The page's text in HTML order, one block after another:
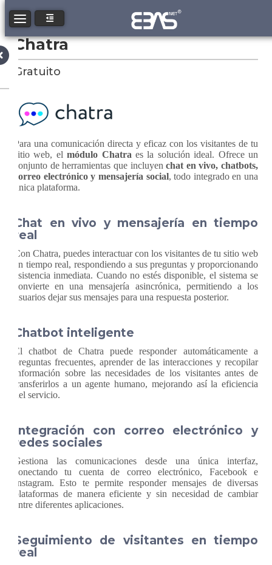
Toggle navigation
Chatra
Gratuito
Para una comunicación directa y eficaz con los visitantes de tu
sitio web, elmódulo Chatra es la solución ideal. Ofrece un
conjunto de herramientas que incluyenchat en vivo, chatbots,
correo electrónico y mensajería social, todo integrado en una
única plataforma.
Chat en vivo y mensajería en tiempo
real
Con Chatra, puedes interactuar con los visitantes de tu sitio web
en tiempo real, respondiendo a sus preguntas y proporcionando
asistencia inmediata. Cuando no estés disponible, el sistema se
convierte en una mensajería asincrónica, permitiendo a los
usuarios dejar sus mensajes para una respuesta posterior.
Chatbot inteligente
El chatbot de Chatra puede responder automáticamente a
preguntas frecuentes, aprender de las interacciones y recopilar
información sobre las necesidades de los visitantes antes de
transferirlos a un agente humano, mejorando así la eficiencia
del servicio.
Integración con correo electrónico y
redes sociales
Gestiona las comunicaciones desde una única interfaz,
conectando tu cuenta de correo electrónico, Facebook e
Instagram. Esto te permite responder mensajes de diversas
plataformas de manera eficiente y sin necesidad de cambiar
entre diferentes aplicaciones.
Seguimiento de visitantes en tiempo
real